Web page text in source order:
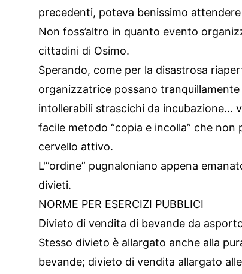
precedenti, poteva benissimo
Non foss’altro in quanto evento
cittadini di Osimo.
Sperando, come per la disastrosa
organizzatrice possano
intollerabili strascichi da incubazione…
facile metodo “copia e incolla” che
cervello attivo.
L'”ordine” pugnaloniano appena
divieti.
NORME PER ESERCIZI PUBBLICI
Divieto di vendita di bevande da
Stesso divieto è allargato anche alla
bevande; divieto di vendita allargato